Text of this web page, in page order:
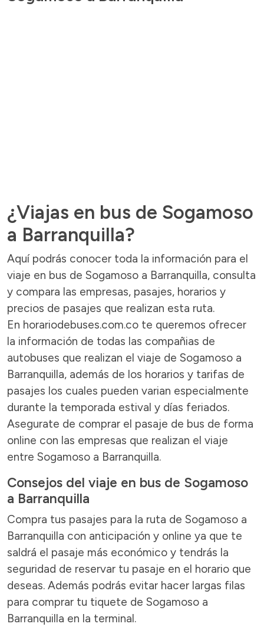
¿Viajas en bus de Sogamoso
a Barranquilla?
Aquí podrás conocer toda la información para el
viaje en bus de Sogamoso a Barranquilla, consulta
y compara las empresas, pasajes, horarios y
precios de pasajes que realizan esta ruta.
En horariodebuses.com.co te queremos ofrecer
la información de todas las compañias de
autobuses que realizan el viaje de Sogamoso a
Barranquilla, además de los horarios y tarifas de
pasajes los cuales pueden varian especialmente
durante la temporada estival y días feriados.
Asegurate de comprar el pasaje de bus de forma
online con las empresas que realizan el viaje
entre Sogamoso a Barranquilla.
Consejos del viaje en bus de Sogamoso
a Barranquilla
Compra tus pasajes para la ruta de Sogamoso a
Barranquilla con anticipación y online ya que te
saldrá el pasaje más económico y tendrás la
seguridad de reservar tu pasaje en el horario que
deseas. Además podrás evitar hacer largas filas
para comprar tu tiquete de Sogamoso a
Barranquilla en la terminal.